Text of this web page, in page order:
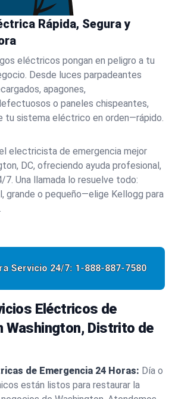
Rápida, Segura y
eléctricos pongan en peligro a tu
Desde luces parpadeantes
apagones,
o paneles chispeantes,
tu sistema eléctrico en orden—rápido.
electricista de emergencia mejor
DC, ofreciendo ayuda profesional,
Una llamada lo resuelve todo:
grande o pequeño—elige Kellogg para
Servicio 24/7: 1-888-887-7580
Eléctricos de
Washington, Distrito de
de Emergencia 24 Horas: Día o
están listos para restaurar la